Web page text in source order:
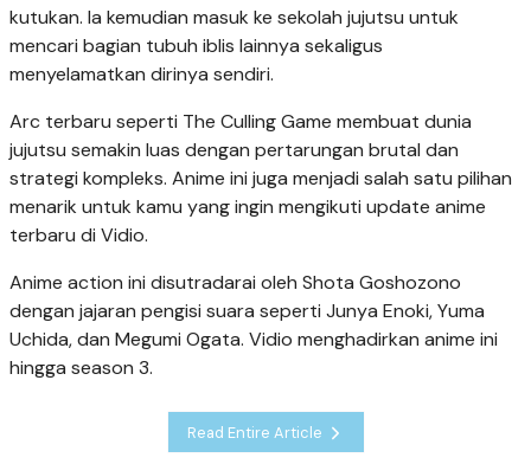
kutukan. Ia kemudian masuk ke sekolah jujutsu untuk
mencari bagian tubuh iblis lainnya sekaligus
menyelamatkan dirinya sendiri.
Arc terbaru seperti The Culling Game membuat dunia
jujutsu semakin luas dengan pertarungan brutal dan
strategi kompleks. Anime ini juga menjadi salah satu pilihan
menarik untuk kamu yang ingin mengikuti update anime
terbaru di Vidio.
Anime action ini disutradarai oleh Shota Goshozono
dengan jajaran pengisi suara seperti Junya Enoki, Yuma
Uchida, dan Megumi Ogata. Vidio menghadirkan anime ini
hingga season 3.
Read Entire Article